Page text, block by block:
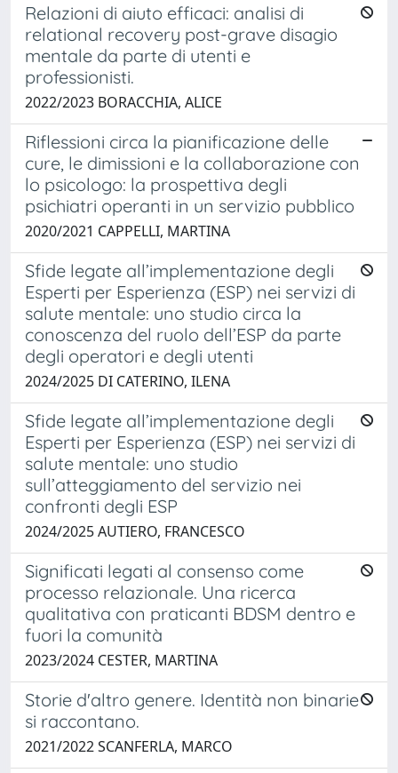
Relazioni di aiuto efficaci: analisi di
relational recovery post-grave disagio
mentale da parte di utenti e
professionisti.
2022/2023 BORACCHIA, ALICE
Riflessioni circa la pianificazione delle
cure, le dimissioni e la collaborazione con
lo psicologo: la prospettiva degli
psichiatri operanti in un servizio pubblico
2020/2021 CAPPELLI, MARTINA
Sfide legate all’implementazione degli
Esperti per Esperienza (ESP) nei servizi di
salute mentale: uno studio circa la
conoscenza del ruolo dell’ESP da parte
degli operatori e degli utenti
2024/2025 DI CATERINO, ILENA
Sfide legate all’implementazione degli
Esperti per Esperienza (ESP) nei servizi di
salute mentale: uno studio
sull’atteggiamento del servizio nei
confronti degli ESP
2024/2025 AUTIERO, FRANCESCO
Significati legati al consenso come
processo relazionale. Una ricerca
qualitativa con praticanti BDSM dentro e
fuori la comunità
2023/2024 CESTER, MARTINA
Storie d'altro genere. Identità non binarie
si raccontano.
2021/2022 SCANFERLA, MARCO